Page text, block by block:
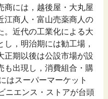
商には，越後屋・大丸屋
江商人・富山売薬商人の
。近代の工業化による大
，明治期には勧工場，
正期以後は公設市場が設
も出現し，消費組合・購
はスーパーマーケット
ニエンス・ストアが台頭